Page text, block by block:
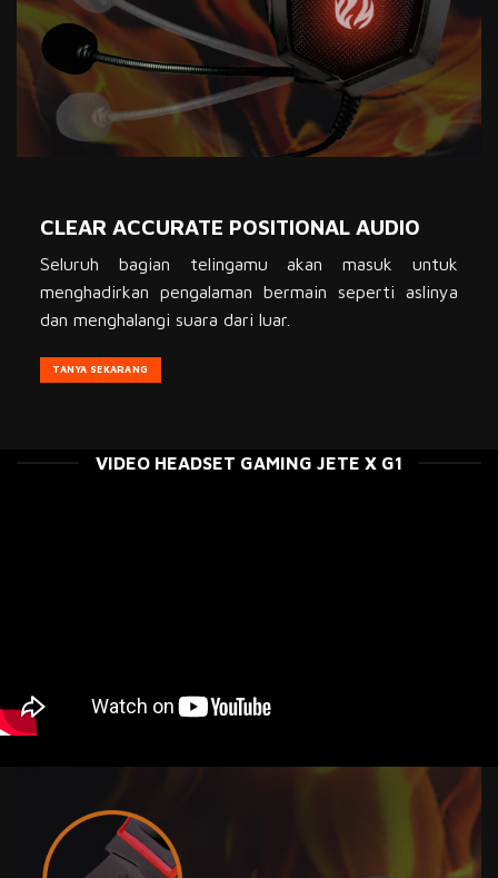
CLEAR ACCURATE POSITIONAL AUDIO
Seluruh bagian telingamu akan masuk untuk
menghadirkan pengalaman bermain seperti aslinya
dan menghalangi suara dari luar.
TANYA SEKARANG
VIDEO HEADSET GAMING JETE X G1